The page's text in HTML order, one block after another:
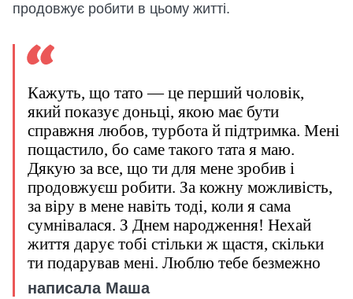
продовжує робити в цьому житті.
Кажуть, що тато — це перший чоловік,
який показує доньці, якою має бути
справжня любов, турбота й підтримка. Мені
пощастило, бо саме такого тата я маю.
Дякую за все, що ти для мене зробив і
продовжуєш робити. За кожну можливість,
за віру в мене навіть тоді, коли я сама
сумнівалася. З Днем народження! Нехай
життя дарує тобі стільки ж щастя, скільки
ти подарував мені. Люблю тебе безмежно
написала Маша